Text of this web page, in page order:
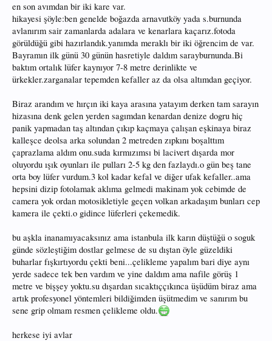
en son avımdan bir iki kare var.
hikayesi şöyle:ben genelde boğazda arnavutköy yada s.burnunda
avlanırım sair zamanlarda adalara ve kenarlara kaçarız.fotoda
görüldüğü gibi hazırlandık.yanımda meraklı bir iki öğrencim de var.
Bayramın ilk günü 30 günün hasretiyle daldım sarayburnunda.Bi
baktım ortalık lüfer kaynıyor 7-8 metre derinlikte ve
ürkekler.zarganalar tepemden kefaller az da olsa altımdan geçiyor.
Biraz arandım ve hırçın iki kaya arasına yatayım derken tam sarayın
hizasına denk gelen yerden sagımdan kenardan denize dogru hiç
panik yapmadan taş altından çıkıp kaçmaya çalışan eşkinaya biraz
kalleşce deolsa arka solundan 2 metreden zıpkını boşalttım
çaprazlama aldım onu.suda kırmızımsı bi lacivert dışarda mor
oluyordu ışık oyunları ile pulları 2-5 kg den fazlaydı.o gün beş tane
orta boy lüfer vurdum.3 kol kadar kefal ve diğer ufak kefaller..ama
hepsini dizip fotolamak aklıma gelmedi makinam yok cebimde de
camera yok ordan motosikletiyle geçen volkan arkadaşım bunları cep
kamera ile çekti.o gidince lüferleri çekemedik.
bu aşkla inanamıyacaksınız ama istanbula ilk karın düştüğü o soguk
günde sözleştiğim dostlar gelmese de su dıştan öyle güzeldiki
buharlar fışkırtıyordu çekti beni...çelikleme yapalım bari diye aynı
yerde sadece tek ben vardım ve yine daldım ama nafile görüş 1
metre ve bişşey yoktu.su dışardan sıcaktıççıkınca üşüdüm biraz ama
artık profesyonel yöntemleri bildiğimden üşütmedim ve sanırım bu
sene grip olmam resmen çelikleme oldu.
herkese iyi avlar